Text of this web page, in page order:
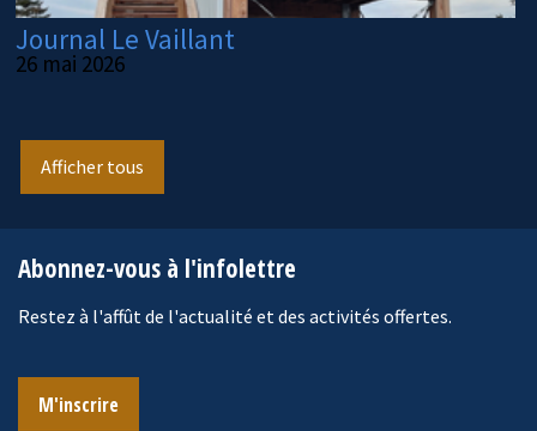
Journal Le Vaillant
26 mai 2026
Afficher tous
Abonnez-vous à l'infolettre
Restez à l'affût de l'actualité et des activités offertes.
M'inscrire